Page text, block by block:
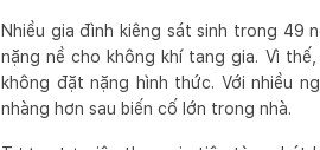
Nhiều gia đình kiêng sát sinh trong 49
nặng nề cho không khí tang gia. Vì
không đặt nặng hình thức. Với nhiều
nhàng hơn sau biến cố lớn trong nhà.